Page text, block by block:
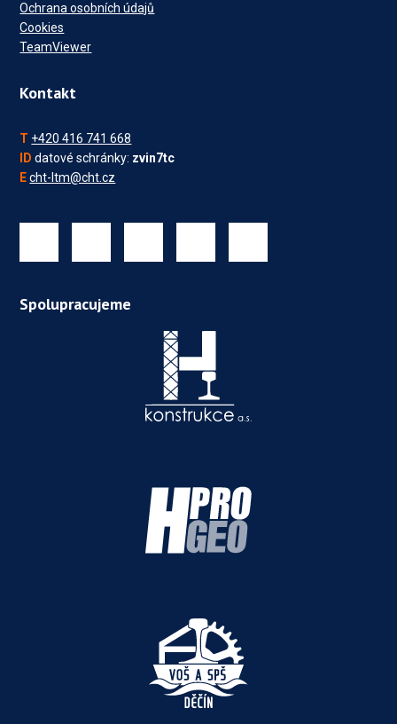
Ochrana osobních údajů
Cookies
TeamViewer
Kontakt
T +420 416 741 668
ID datové schránky: zvin7tc
E cht-ltm@cht.cz
Spolupracujeme